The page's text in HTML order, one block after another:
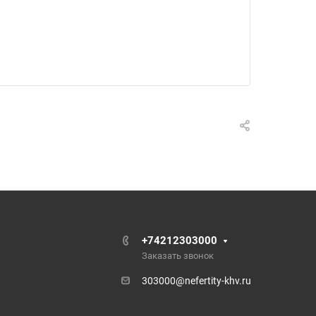
+74212303000
Заказать звонок
303000@nefertity-khv.ru